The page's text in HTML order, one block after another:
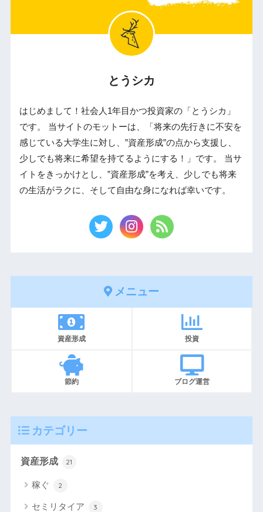
とうシカ
はじめまして！社会人1年目かつ投資家の「とうシカ」
です。 当サイトのモットーは、「将来の先行きに不安を
感じている大学生に対し、”資産形成”の点から支援し、
少しでも将来に希望を持てるようにする！」です。 当サ
イトをきっかけとし、”資産形成”を考え、少しでも将来
の生活がラクに、そして自由な身になれば幸いです。
メニュー
資産形成 投資
節約 ブログ運営
カテゴリー
資産形成 21
稼ぐ 2
セミリタイア 3